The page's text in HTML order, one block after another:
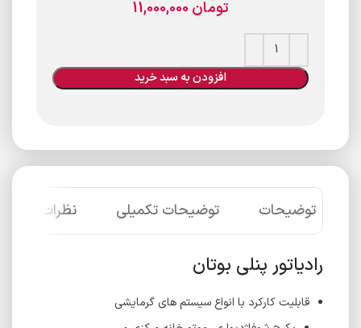
تومان
افزودن به سبد خرید
توضیحات توضیحات تکمیلی نظرات (0)
رادیاتور پنلی بوتان
قابلیت کارکرد با انواع سیستم های گرمایشی